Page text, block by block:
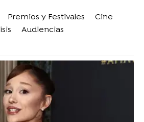
Premios y Festivales
Cine
Audiencias